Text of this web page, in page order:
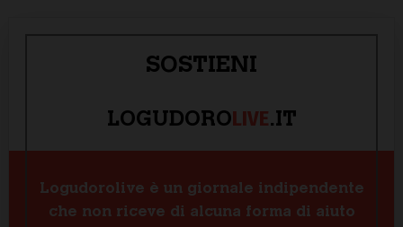
SOSTIENI
LOGUDOROLIVE.IT
Logudorolive è un giornale indipendente
che non riceve di alcuna forma di aiuto